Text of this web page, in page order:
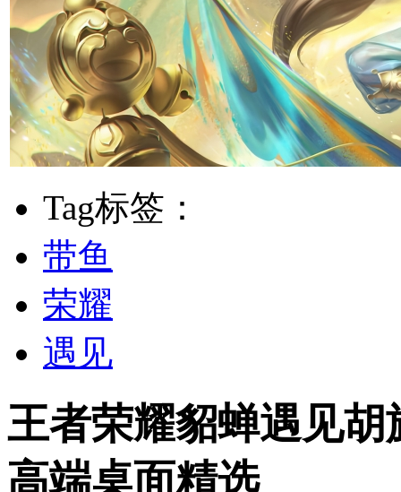
Tag标签：
带鱼
荣耀
遇见
王者荣耀貂蝉遇见胡
高端桌面精选